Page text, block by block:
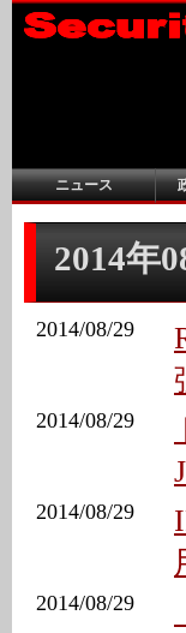
ニュース
2014年
2014/08/29
2014/08/29
2014/08/29
2014/08/29